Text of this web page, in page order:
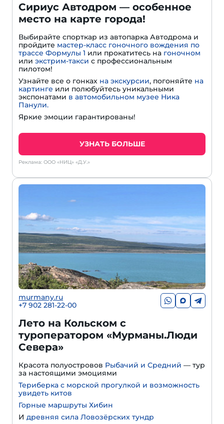
Сириус Автодром — особенное
место на карте города!
Выбирайте спорткар из автопарка Автодрома и
пройдите мастер-класс гоночного вождения по
трассе Формулы 1 или прокатитесь на гоночном
или экстрим-такси с профессиональным
пилотом!
Узнайте все о гонках на экскурсии, погоняйте на
картинге или полюбуйтесь уникальными
экспонатами в автомобильном музее Ника
Панули.
Яркие эмоции гарантированы!
УЗНАТЬ БОЛЬШЕ
Реклама: ООО «НИЦ» «Д.У.»
murmany.ru
+7 902 281-22-00
Лето на Кольском с
туроператором «Мурманы.Люди
Севера»
Красота полуостровов Рыбачий и Средний — тур
за настоящими эмоциями
Териберка с морской прогулкой и возможность
увидеть китов
Горные маршруты Хибин
И древняя сила Ловозёрских тундр